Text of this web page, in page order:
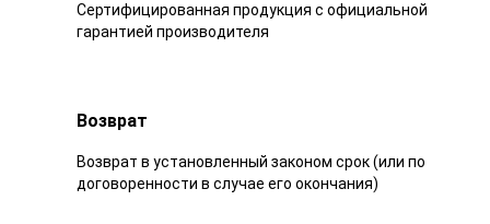
Сертифицированная продукция с официальной
гарантией производителя
Возврат
Возврат в установленный законом срок (или по
договоренности в случае его окончания)